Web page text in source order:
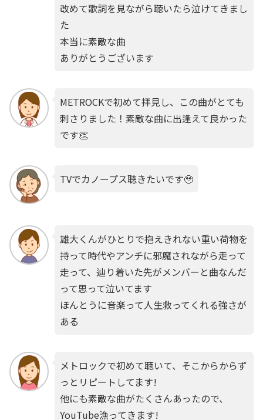
改めて歌詞を見ながら聴いたら泣けてきまし
た
本当に素敵な曲
ありがとうございます
METROCKで初めて拝見し、この曲がとても
刺さりました！素敵な曲に出逢えて良かった
です👏
TVでカノープス聴きたいです🥹
雄大くんがひとりで抱えきれない重い荷物を
持って時代やアンチに邪魔されながら走って
走って、辿り着いた先がメンバーと曲なんだ
って思って泣いてます
ほんとうに音楽って人生救ってくれる強さが
ある
メトロックで初めて聴いて、そこからからず
っとリピートしてます!
他にも素敵な曲がたくさんあったので、
YouTube漁ってきます!